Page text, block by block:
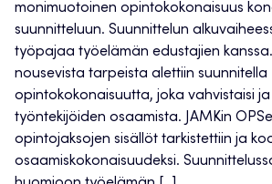
monimuotoinen opintokokonaisuus
suunnitteluun. Suunnittelun
työpajaa työelämän edustajien
nousevista tarpeista alettiin suunnitella
opintokokonaisuutta, joka vahvistaisi ja
työntekijöiden osaamista. JAMKin
opintojaksojen sisällöt tarkistettiin ja
osaamiskokonaisuudeksi.